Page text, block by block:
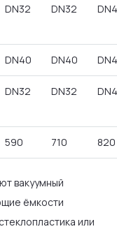
DN32 DN32
DN40 DN40
DN32 DN32
590 710 820
вакуумный
ёмкости
или